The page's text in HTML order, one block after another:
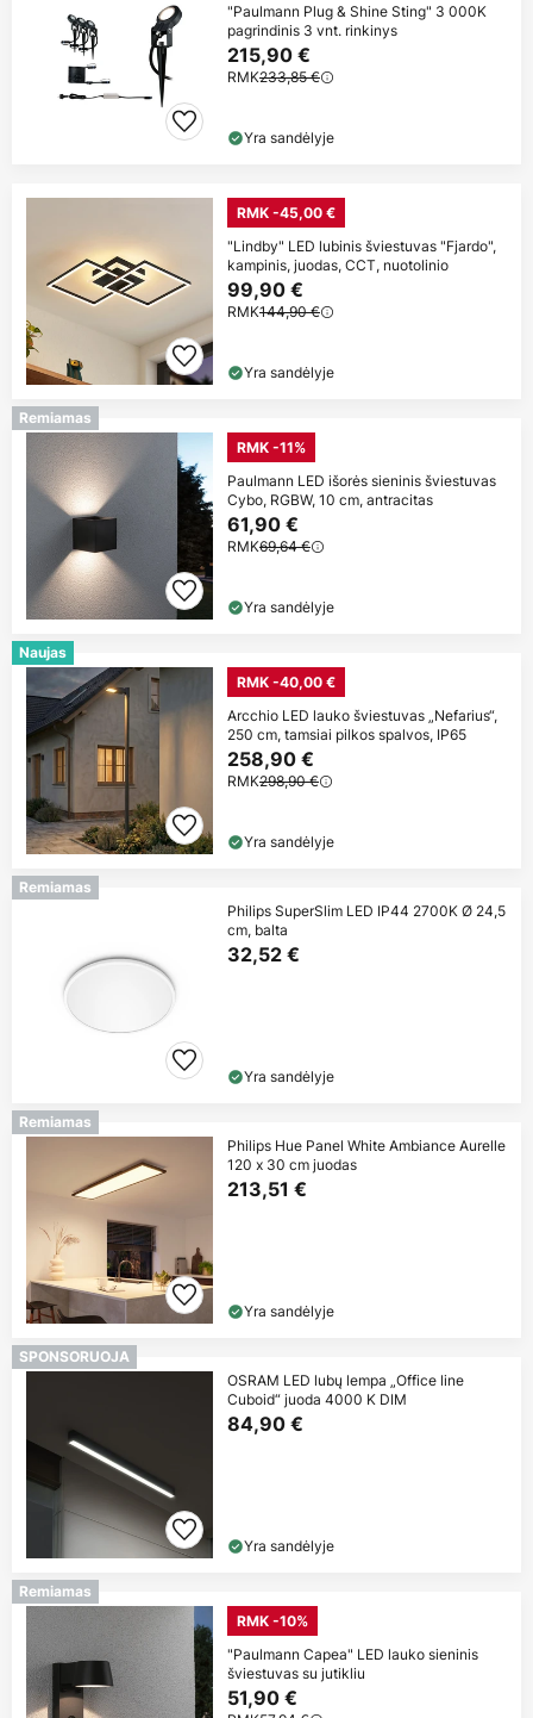
"Paulmann Plug & Shine Sting" 3 000K
pagrindinis 3 vnt. rinkinys
215,90 €
RMK233,85 €
Yra sandėlyje
RMK -45,00 €
"Lindby" LED lubinis šviestuvas "Fjardo",
kampinis, juodas, CCT, nuotolinio
99,90 €
RMK144,90 €
Yra sandėlyje
Remiamas
RMK -11%
Paulmann LED išorės sieninis šviestuvas
Cybo, RGBW, 10 cm, antracitas
61,90 €
RMK69,64 €
Yra sandėlyje
Naujas
RMK -40,00 €
Arcchio LED lauko šviestuvas „Nefarius“,
250 cm, tamsiai pilkos spalvos, IP65
258,90 €
RMK298,90 €
Yra sandėlyje
Remiamas
Philips SuperSlim LED IP44 2700K Ø 24,5
cm, balta
32,52 €
Yra sandėlyje
Remiamas
Philips Hue Panel White Ambiance Aurelle
120 x 30 cm juodas
213,51 €
Yra sandėlyje
SPONSORUOJA
OSRAM LED lubų lempa „Office line
Cuboid“ juoda 4000 K DIM
84,90 €
Yra sandėlyje
Remiamas
RMK -10%
"Paulmann Capea" LED lauko sieninis
šviestuvas su jutikliu
51,90 €